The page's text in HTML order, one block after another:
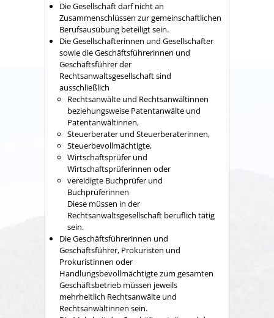
Die Gesellschaft darf nicht an
Zusammenschlüssen zur gemeinschaftlichen
Berufsausübung beteiligt sein.
Die Gesellschafterinnen und Gesellschafter
sowie die Geschäftsführerinnen und
Geschäftsführer der
Rechtsanwaltsgesellschaft sind
ausschließlich
Rechtsanwälte und Rechtsanwältinnen
beziehungsweise Patentanwälte und
Patentanwältinnen,
Steuerberater und Steuerberaterinnen,
Steuerbevollmächtigte,
Wirtschaftsprüfer und
Wirtschaftsprüferinnen oder
vereidigte Buchprüfer und
Buchprüferinnen
Diese müssen in der
Rechtsanwaltsgesellschaft beruflich tätig
sein.
Die Geschäftsführerinnen und
Geschäftsführer, Prokuristen und
Prokuristinnen oder
Handlungsbevollmächtigte zum gesamten
Geschäftsbetrieb müssen jeweils
mehrheitlich Rechtsanwälte und
Rechtsanwältinnen sein.